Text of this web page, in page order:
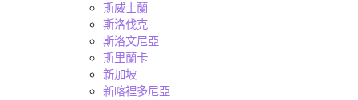
斯威士蘭
斯洛伐克
斯洛文尼亞
斯里蘭卡
新加坡
新喀裡多尼亞